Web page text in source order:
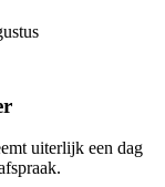
uiterlijk een dag